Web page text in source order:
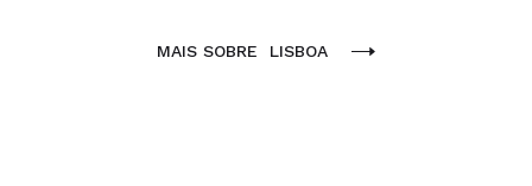
MAIS SOBRE LISBOA